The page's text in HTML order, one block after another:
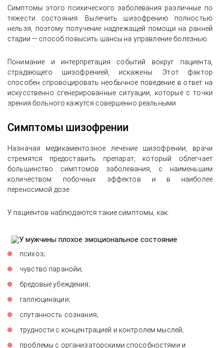
Симптомы этого психического заболевания различные по
тяжести состояния. Вылечить шизофрению полностью
нельзя, поэтому получение надлежащей помощи на ранней
стадии — способ повысить шансы на управление болезнью.
Понимание и интерпретация событий вокруг пациента,
страдающего шизофренией, искажены. Этот фактор
способен спровоцировать необычное поведение в ответ на
искусственно сгенерированные ситуации, которые с точки
зрения больного кажутся совершенно реальными.
Симптомы шизофрении
Назначая медикаментозное лечение шизофрении, врачи
стремятся предоставить препарат, который облегчает
большинство симптомов заболевания, с наименьшим
количеством побочных эффектов и в наиболее
переносимой дозе.
У пациентов наблюдаются такие симптомы, как:
психоз;
чувство паранойи;
бредовые убеждения;
галлюцинации;
спутанность сознания;
трудности с концентрацией и контролем мыслей;
проблемы с организаторскими способностями и